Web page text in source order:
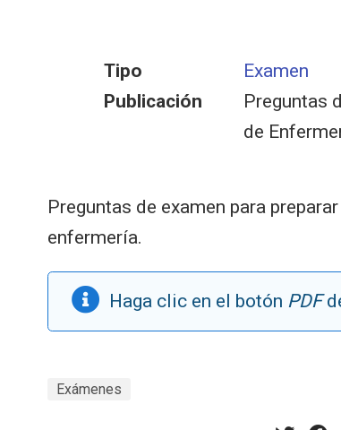
Tipo
Examen
Publicación
Preguntas
de
Preguntas de examen para
enfermería.
Haga clic en el botón PDF
Exámenes